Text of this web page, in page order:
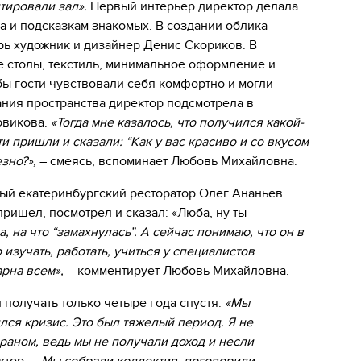
зал». Первый интерьер директор делала
и подсказкам знакомых. В создании облика
художник и дизайнер Денис Скориков. В
текстиль, минимальное оформление и
гости чувствовали себя комфортно и могли
пространства директор подсмотрела в
«Тогда мне казалось, что получился какой-
пришли и сказали: “Как у вас красиво и со вкусом
– смеясь, вспоминает Любовь Михайловна.
екатеринбургский ресторатор Олег Ананьев.
посмотрел и сказал: «Люба, ну ты
на что “замахнулась”. А сейчас понимаю, что он в
работать, учиться у специалистов
всем», – комментирует Любовь Михайловна.
только четыре года спустя. «Мы
кризис. Это был тяжелый период. Я не
ведь мы не получали доход и несли